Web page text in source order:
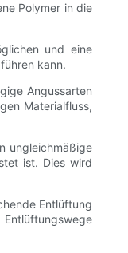
Polymer in die
und eine
kann.
Angussarten
Materialfluss,
ungleichmäßige
ist. Dies wird
Entlüftung